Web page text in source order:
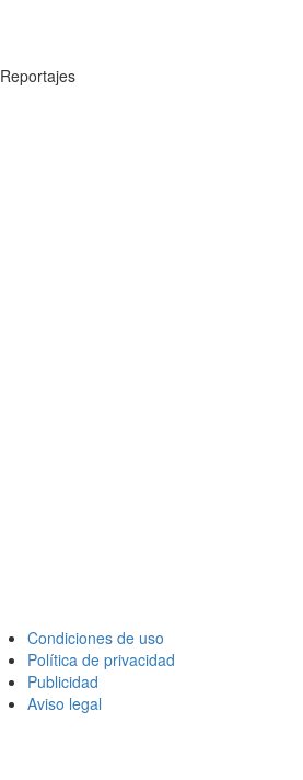
Reportajes
Condiciones de uso
Política de privacidad
Publicidad
Aviso legal